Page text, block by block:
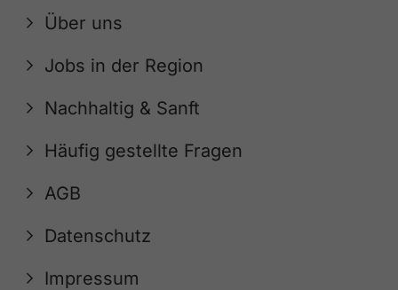
Über uns
Jobs in der Region
Nachhaltig & Sanft
Häufig gestellte Fragen
AGB
Datenschutz
Impressum